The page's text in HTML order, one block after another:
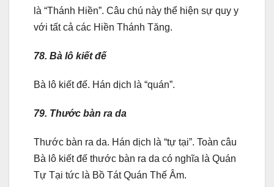
là “Thánh Hiền”. Câu chú này thể hiện sự quy y
với tất cả các Hiền Thánh Tăng.
78. Bà lô kiết đế
Bà lô kiết đế. Hán dịch là “quán”.
79. Thước bàn ra da
Thước bàn ra da. Hán dịch là “tự tại”. Toàn câu
Bà lô kiết đế thước bàn ra da có nghĩa là Quán
Tự Tại tức là Bồ Tát Quán Thế Âm.